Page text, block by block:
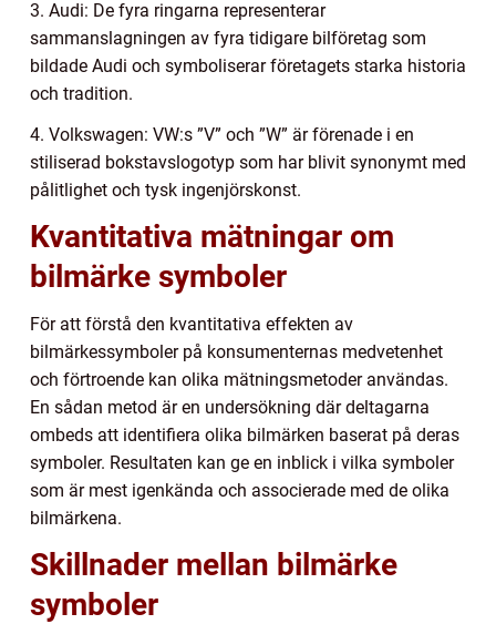
3. Audi: De fyra ringarna representerar
sammanslagningen av fyra tidigare bilföretag som
bildade Audi och symboliserar företagets starka historia
och tradition.
4. Volkswagen: VW:s ”V” och ”W” är förenade i en
stiliserad bokstavslogotyp som har blivit synonymt med
pålitlighet och tysk ingenjörskonst.
Kvantitativa mätningar om
bilmärke symboler
För att förstå den kvantitativa effekten av
bilmärkessymboler på konsumenternas medvetenhet
och förtroende kan olika mätningsmetoder användas.
En sådan metod är en undersökning där deltagarna
ombeds att identifiera olika bilmärken baserat på deras
symboler. Resultaten kan ge en inblick i vilka symboler
som är mest igenkända och associerade med de olika
bilmärkena.
Skillnader mellan bilmärke
symboler